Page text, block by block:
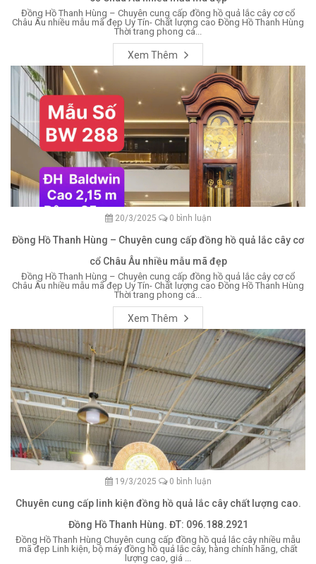
Đồng Hồ Thanh Hùng – Chuyên cung cấp đồng hồ quả lắc cây cơ cổ
Châu Âu nhiều mẫu mã đẹp Uy Tín- Chất lượng cao Đồng Hồ Thanh Hùng
Thời trang phong cá...
Xem Thêm
20/3/2025 0 bình luận
Đồng Hồ Thanh Hùng – Chuyên cung cấp đồng hồ quả lắc cây cơ
cổ Châu Âu nhiều mẫu mã đẹp
Đồng Hồ Thanh Hùng – Chuyên cung cấp đồng hồ quả lắc cây cơ cổ
Châu Âu nhiều mẫu mã đẹp Uy Tín- Chất lượng cao Đồng Hồ Thanh Hùng
Thời trang phong cá...
Xem Thêm
19/3/2025 0 bình luận
Chuyên cung cấp linh kiện đồng hồ quả lắc cây chất lượng cao.
Đồng Hồ Thanh Hùng. ĐT: 096.188.2921
Đồng Hồ Thanh Hùng Chuyên cung cấp đồng hồ quả lắc cây nhiều mẫu
mã đẹp Linh kiện, bộ máy đồng hồ quả lắc cây, hàng chính hãng, chất
lượng cao, giá ...